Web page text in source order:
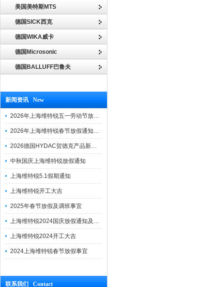
美国美特斯MTS
德国SICK西克
德国WIKA威卡
德国Microsonic
德国BALLUFF巴鲁夫
新闻资讯 New
2026年上海维特锐五一劳动节放假通知
2026年上海维特锐春节放假通知及调班安排
2026德国HYDAC贺德克产品新到一批现货
中秋国庆上海维特锐放假通知
上海维特锐5.1假期通知
上海维特锐开工大吉
2025年春节放假及调班事宜
上海维特锐2024国庆放假通知及调休安排
上海维特锐2024开工大吉
2024上海维特锐春节放假事宜
联系我们 Contact